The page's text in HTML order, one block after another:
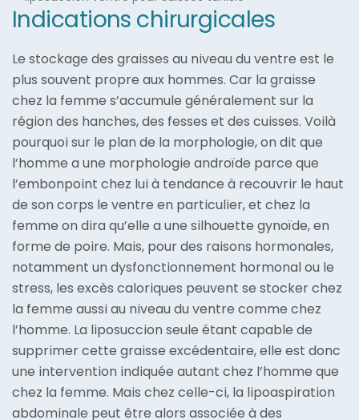
Indications chirurgicales
Le stockage des graisses au niveau du ventre est le
plus souvent propre aux hommes. Car la graisse
chez la femme s’accumule généralement sur la
région des hanches, des fesses et des cuisses. Voilà
pourquoi sur le plan de la morphologie, on dit que
l’homme a une morphologie androïde parce que
l’embonpoint chez lui à tendance à recouvrir le haut
de son corps le ventre en particulier, et chez la
femme on dira qu’elle a une silhouette gynoïde, en
forme de poire. Mais, pour des raisons hormonales,
notamment un dysfonctionnement hormonal ou le
stress, les excès caloriques peuvent se stocker chez
la femme aussi au niveau du ventre comme chez
l’homme. La liposuccion seule étant capable de
supprimer cette graisse excédentaire, elle est donc
une intervention indiquée autant chez l’homme que
chez la femme. Mais chez celle-ci, la lipoaspiration
abdominale peut être alors associée à des